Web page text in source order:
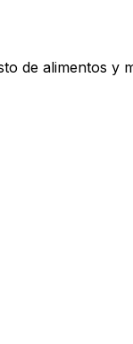
de alimentos y